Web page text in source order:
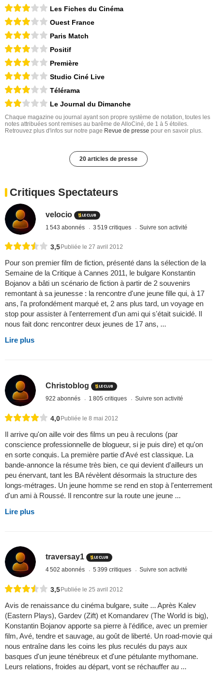
Les Fiches du Cinéma
Ouest France
Paris Match
Positif
Première
Studio Ciné Live
Télérama
Le Journal du Dimanche
Chaque magazine ou journal ayant son propre système de notation, toutes les
notes attribuées sont remises au barême de AlloCiné, de 1 à 5 étoiles.
Retrouvez plus d'infos sur notre page Revue de presse pour en savoir plus.
20 articles de presse
Critiques Spectateurs
velocio
1 543 abonnés 3 519 critiques Suivre son activité
3,5 Publiée le 27 avril 2012
Pour son premier film de fiction, présenté dans la sélection de la
Semaine de la Critique à Cannes 2011, le bulgare Konstantin
Bojanov a bâti un scénario de fiction à partir de 2 souvenirs
remontant à sa jeunesse : la rencontre d'une jeune fille qui, à 17
ans, l'a profondément marqué et, 2 ans plus tard, un voyage en
stop pour assister à l'enterrement d'un ami qui s'était suicidé. Il
nous fait donc rencontrer deux jeunes de 17 ans, ...
Lire plus
Christoblog
922 abonnés 1 805 critiques Suivre son activité
4,0Publiée le 8 mai 2012
Il arrive qu'on aille voir des films un peu à reculons (par
conscience professionnelle de blogueur, si je puis dire) et qu'on
en sorte conquis. La première partie d'Avé est classique. La
bande-annonce la résume très bien, ce qui devient d'ailleurs un
peu énervant, tant les BA révèlent désormais la structure des
longs-métrages. Un jeune homme se rend en stop à l'enterrement
d'un ami à Roussé. Il rencontre sur la route une jeune ...
Lire plus
traversay1
4 502 abonnés 5 399 critiques Suivre son activité
3,5Publiée le 25 avril 2012
Avis de renaissance du cinéma bulgare, suite ... Après Kalev
(Eastern Plays), Gardev (Zift) et Komandarev (The World is big),
Konstantin Bojanov apporte sa pierre à l'édifice, avec un premier
film, Avé, tendre et sauvage, au goût de liberté. Un road-movie qui
nous entraîne dans les coins les plus reculés du pays aux
basques d'un jeune ténébreux et d'une pétulante mythomane.
Leurs relations, froides au départ, vont se réchauffer au ...